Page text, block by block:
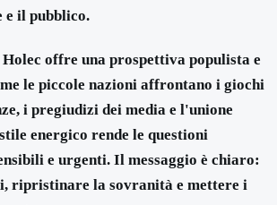
il pubblico.
offre una prospettiva populista e
le piccole nazioni affrontano i giochi
i pregiudizi dei media e l'unione
energico rende le questioni
e urgenti. Il messaggio è chiaro:
ripristinare la sovranità e mettere i